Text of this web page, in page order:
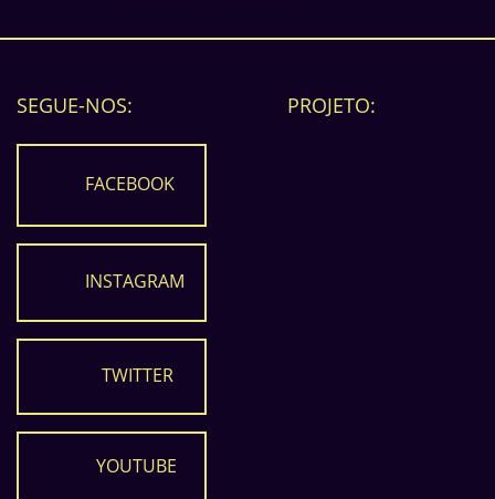
SEGUE-NOS:
FACEBOOK
INSTAGRAM
TWITTER
YOUTUBE
PROJETO: